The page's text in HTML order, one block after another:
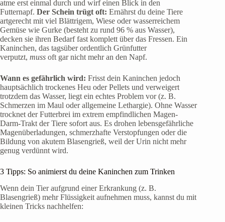
atme erst einmal durch und wirf einen Blick in den
Futternapf. Der Schein trügt oft: Ernährst du deine Tiere
artgerecht mit viel Blättrigem, Wiese oder wasserreichem
Gemüse wie Gurke (besteht zu rund 96 % aus Wasser),
decken sie ihren Bedarf fast komplett über das Fressen. Ein
Kaninchen, das tagsüber ordentlich Grünfutter
verputzt, muss oft gar nicht mehr an den Napf.
Wann es gefährlich wird: Frisst dein Kaninchen jedoch
hauptsächlich trockenes Heu oder Pellets und verweigert
trotzdem das Wasser, liegt ein echtes Problem vor (z. B.
Schmerzen im Maul oder allgemeine Lethargie). Ohne Wasser
trocknet der Futterbrei im extrem empfindlichen Magen-
Darm-Trakt der Tiere sofort aus. Es drohen lebensgefährliche
Magenüberladungen, schmerzhafte Verstopfungen oder die
Bildung von akutem Blasengrieß, weil der Urin nicht mehr
genug verdünnt wird.
3 Tipps: So animierst du deine Kaninchen zum Trinken
Wenn dein Tier aufgrund einer Erkrankung (z. B.
Blasengrieß) mehr Flüssigkeit aufnehmen muss, kannst du mit
kleinen Tricks nachhelfen: